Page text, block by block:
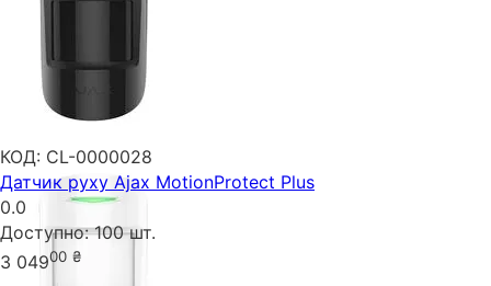
КОД: CL-0000028
Датчик руху Ajax MotionProtect Plus
0.0
Доступно: 100 шт.
3 04900 ₴